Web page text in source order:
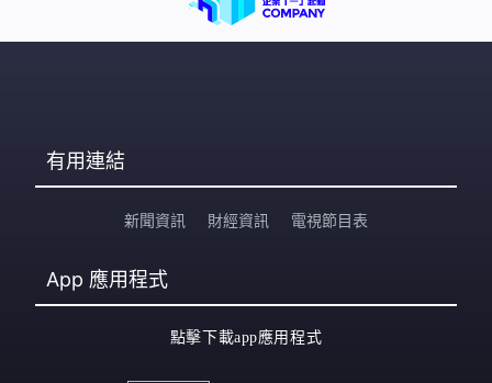
有用連結
新聞資訊 財經資訊 電視節目表
App 應用程式
點擊下載app應用程式